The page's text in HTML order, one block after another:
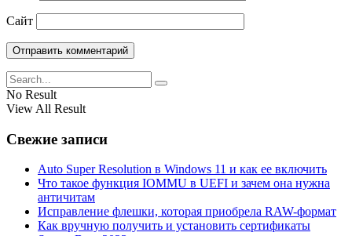
Сайт
No Result
View All Result
Свежие записи
Auto Super Resolution в Windows 11 и как ее включить
Что такое функция IOMMU в UEFI и зачем она нужна
античитам
Исправление флешки, которая приобрела RAW-формат
Как вручную получить и установить сертификаты